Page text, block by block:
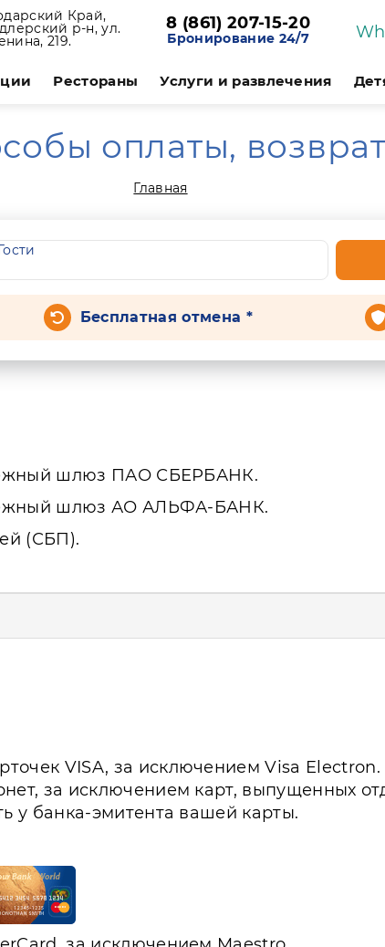
Край,
р-н, ул.
219.
8 (861) 207-15-20
Бронирование 24/7
Рестораны Услуги и развлечения
оплаты, возврат
Главная
Бесплатная отмена *
шлюз ПАО СБЕРБАНК.
шлюз АО АЛЬФА-БАНК.
(СБП).
VISA, за исключением Visa
за исключением карт, выпущенных
у банка-эмитента вашей карты.